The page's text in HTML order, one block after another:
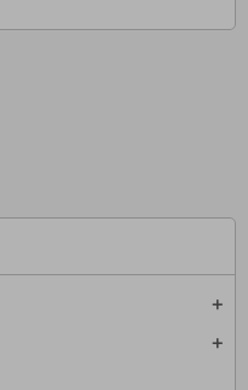
add
add